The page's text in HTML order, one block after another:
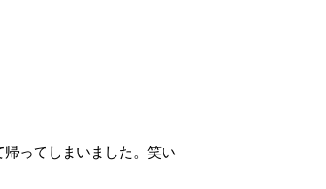
帰ってしまいました。笑い